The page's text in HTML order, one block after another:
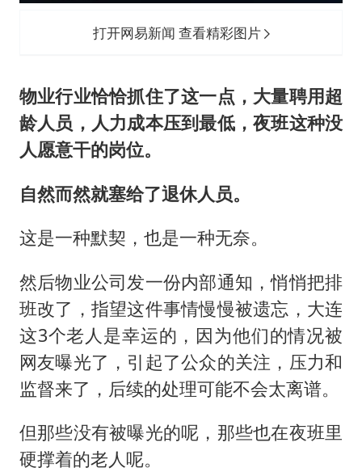
打开网易新闻 查看精彩图片
物业行业恰恰抓住了这一点，大量聘用超
龄人员，人力成本压到最低，夜班这种没
人愿意干的岗位。
自然而然就塞给了退休人员。
这是一种默契，也是一种无奈。
然后物业公司发一份内部通知，悄悄把排
班改了，指望这件事情慢慢被遗忘，大连
这3个老人是幸运的，因为他们的情况被
网友曝光了，引起了公众的关注，压力和
监督来了，后续的处理可能不会太离谱。
但那些没有被曝光的呢，那些也在夜班里
硬撑着的老人呢。